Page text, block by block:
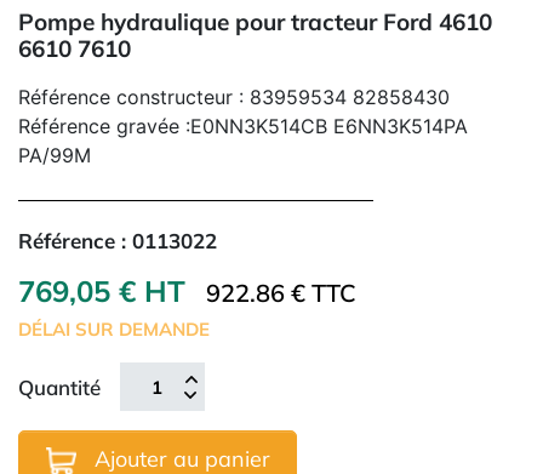
Pompe hydraulique pour tracteur Ford 4610
6610 7610
Référence constructeur : 83959534 82858430
Référence gravée :E0NN3K514CB E6NN3K514PA
PA/99M
Référence : 0113022
769,05 € HT 922.86 € TTC
DÉLAI SUR DEMANDE
Quantité
Ajouter au panier